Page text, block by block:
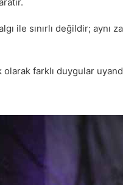
ile sınırlı değildir; aynı
farklı duygular